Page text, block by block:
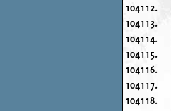
104112.
104113.
104114.
104115.
104116.
104117.
104118.